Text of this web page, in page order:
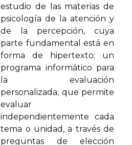
estudio de las materias de
psicología de la atención y
de la percepción, cuya
parte fundamental está en
forma de hipertexto; un
programa informático para
la evaluación
personalizada, que permite
evaluar
independientemente cada
tema o unidad, a través de
preguntas de elección